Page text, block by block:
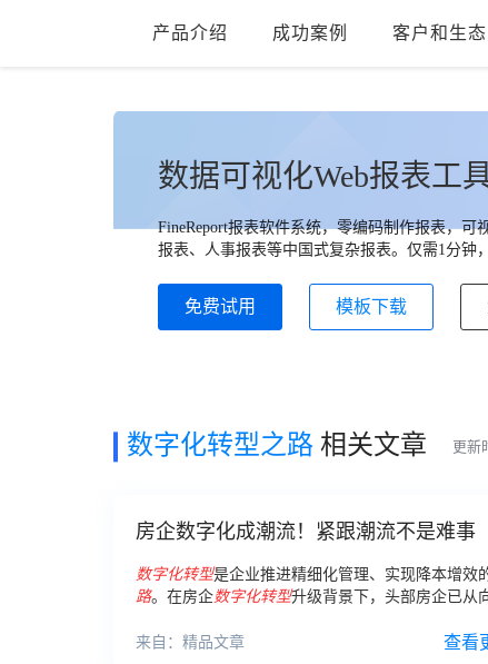
产品介绍 成功案例 客户和生态
数据可视化Web报表工
FineReport报表软件系统，零编码制作报表，
报表、人事报表等中国式复杂报表。仅需1分钟
免费试用 模板下载
数字化转型之路 相关文章 更新
房企数字化成潮流！紧跟潮流不是难事
数字化转型是企业推进精细化管理、实现降本增效
路。在房企数字化转型升级背景下，头部房企已从
化技术，实现高质量发展。
来自：精品文章 查看